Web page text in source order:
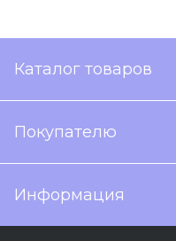
Каталог товаров
Покупателю
Информация